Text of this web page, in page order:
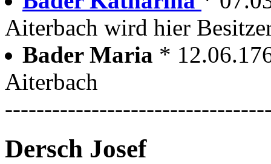
Aiterbach wird hier
Bader Maria *
Aiterbach
Dersch Josef